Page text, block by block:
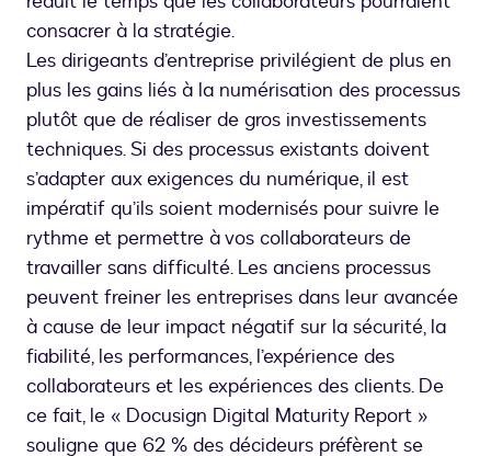
consacrer à la stratégie.
Les dirigeants d’entreprise privilégient de plus en
plus les gains liés à la numérisation des processus
plutôt que de réaliser de gros investissements
techniques. Si des processus existants doivent
s’adapter aux exigences du numérique, il est
impératif qu’ils soient modernisés pour suivre le
rythme et permettre à vos collaborateurs de
travailler sans difficulté. Les anciens processus
peuvent freiner les entreprises dans leur avancée
à cause de leur impact négatif sur la sécurité, la
fiabilité, les performances, l’expérience des
collaborateurs et les expériences des clients. De
ce fait, le « Docusign Digital Maturity Report »
souligne que 62 % des décideurs préfèrent se